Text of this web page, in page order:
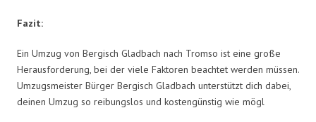
Fazit:
Ein Umzug von Bergisch Gladbach nach Tromso ist eine große
Herausforderung, bei der viele Faktoren beachtet werden müssen.
Umzugsmeister Bürger Bergisch Gladbach unterstützt dich dabei,
deinen Umzug so reibungslos und kostengünstig wie mögl